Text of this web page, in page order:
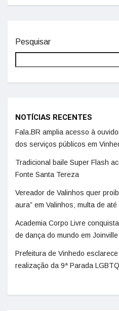
Pesquisar
NOTÍCIAS RECENTES
Fala.BR amplia acesso à
dos serviços públicos em
Tradicional baile Super Flash
Fonte Santa Tereza
Vereador de Valinhos quer
aura” em Valinhos; multa de até
Academia Corpo Livre
de dança do mundo em Joinville
Prefeitura de Vinhedo
realização da 9ª Parada